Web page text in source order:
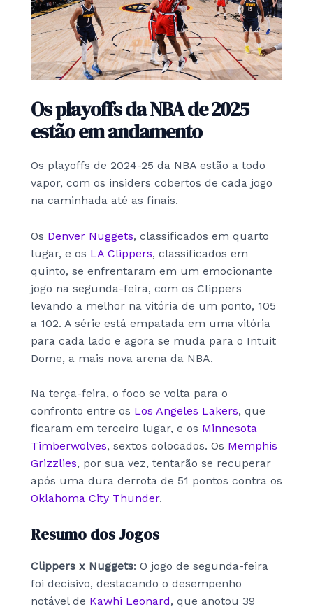
Os playoffs da NBA de 2025
estão em andamento
Os playoffs de 2024-25 da NBA estão a todo
vapor, com os insiders cobertos de cada jogo
na caminhada até as finais.
Os Denver Nuggets, classificados em quarto
lugar, e os LA Clippers, classificados em
quinto, se enfrentaram em um emocionante
jogo na segunda-feira, com os Clippers
levando a melhor na vitória de um ponto, 105
a 102. A série está empatada em uma vitória
para cada lado e agora se muda para o Intuit
Dome, a mais nova arena da NBA.
Na terça-feira, o foco se volta para o
confronto entre os Los Angeles Lakers, que
ficaram em terceiro lugar, e os Minnesota
Timberwolves, sextos colocados. Os Memphis
Grizzlies, por sua vez, tentarão se recuperar
após uma dura derrota de 51 pontos contra os
Oklahoma City Thunder.
Resumo dos Jogos
Clippers x Nuggets: O jogo de segunda-feira
foi decisivo, destacando o desempenho
notável de Kawhi Leonard, que anotou 39